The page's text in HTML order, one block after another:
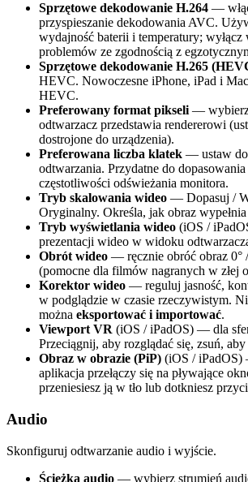
Sprzętowe dekodowanie H.264 —
przyspieszanie dekodowania AVC.
wydajność baterii i temperatury; wyłącz
problemów ze zgodnością z
Sprzętowe dekodowanie H.265
HEVC. Nowoczesne iPhone, iPad i
HEVC.
Preferowany format pikseli —
odtwarzacz przedstawia rendererowi
dostrojone do urządzenia).
Preferowana liczba klatek — ustaw
odtwarzania. Przydatne do
częstotliwości odświeżania monitora.
Tryb skalowania wideo — Dopasuj /
Oryginalny. Określa, jak obraz
Tryb wyświetlania wideo (iOS /
prezentacji wideo w widoku
Obrót wideo — ręcznie obróć obraz 0°
(pomocne dla filmów nagranych w złej
Korektor wideo — reguluj jasność,
w podglądzie w czasie rzeczywistym.
można eksportować i importować.
Viewport VR (iOS / iPadOS) — dla
Przeciągnij, aby rozglądać się, zsuń,
Obraz w obrazie (PiP) (iOS / iPadOS)
aplikacja przełączy się na pływające
przeniesiesz ją w tło lub dotkniesz
Audio
Skonfiguruj odtwarzanie audio i wyjście.
Ścieżka audio — wybierz strumień